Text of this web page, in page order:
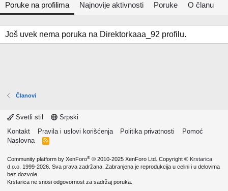
Poruke na profilima Najnovije aktivnosti Poruke O članu
Još uvek nema poruka na Direktorkaaa_92 profilu.
Članovi
Svetli stil
Srpski
Kontakt
Pravila i uslovi korišćenja Politika privatnosti
Pomoć
Naslovna
R
Community platform by XenForo® © 2010-2025 XenForo Ltd. Copyright © Krstarica
d.o.o. 1999-2026. Sva prava zadržana. Zabranjena je reprodukcija u celini i u delovima
bez dozvole.
Krstarica ne snosi odgovornost za sadržaj poruka.